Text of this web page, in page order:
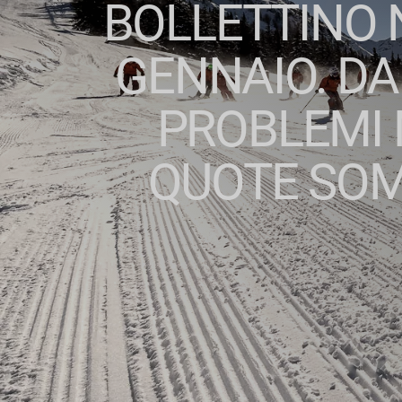
BOLLETTINO
GENNAIO.
PROBLEMI
QUOTE